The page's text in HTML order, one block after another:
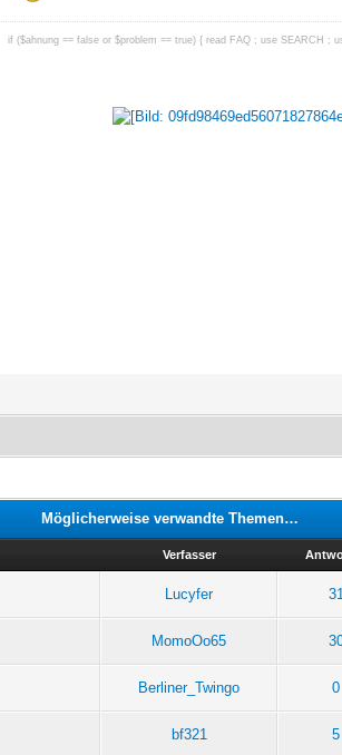
if ($ahnung == false or $problem == true) { read FAQ ; use SEARCH ;
Möglicherweise verwandte Themen…
Verfasser
Lucyfer 31
MomoOo65
Berliner_Twingo 0
bf321 5